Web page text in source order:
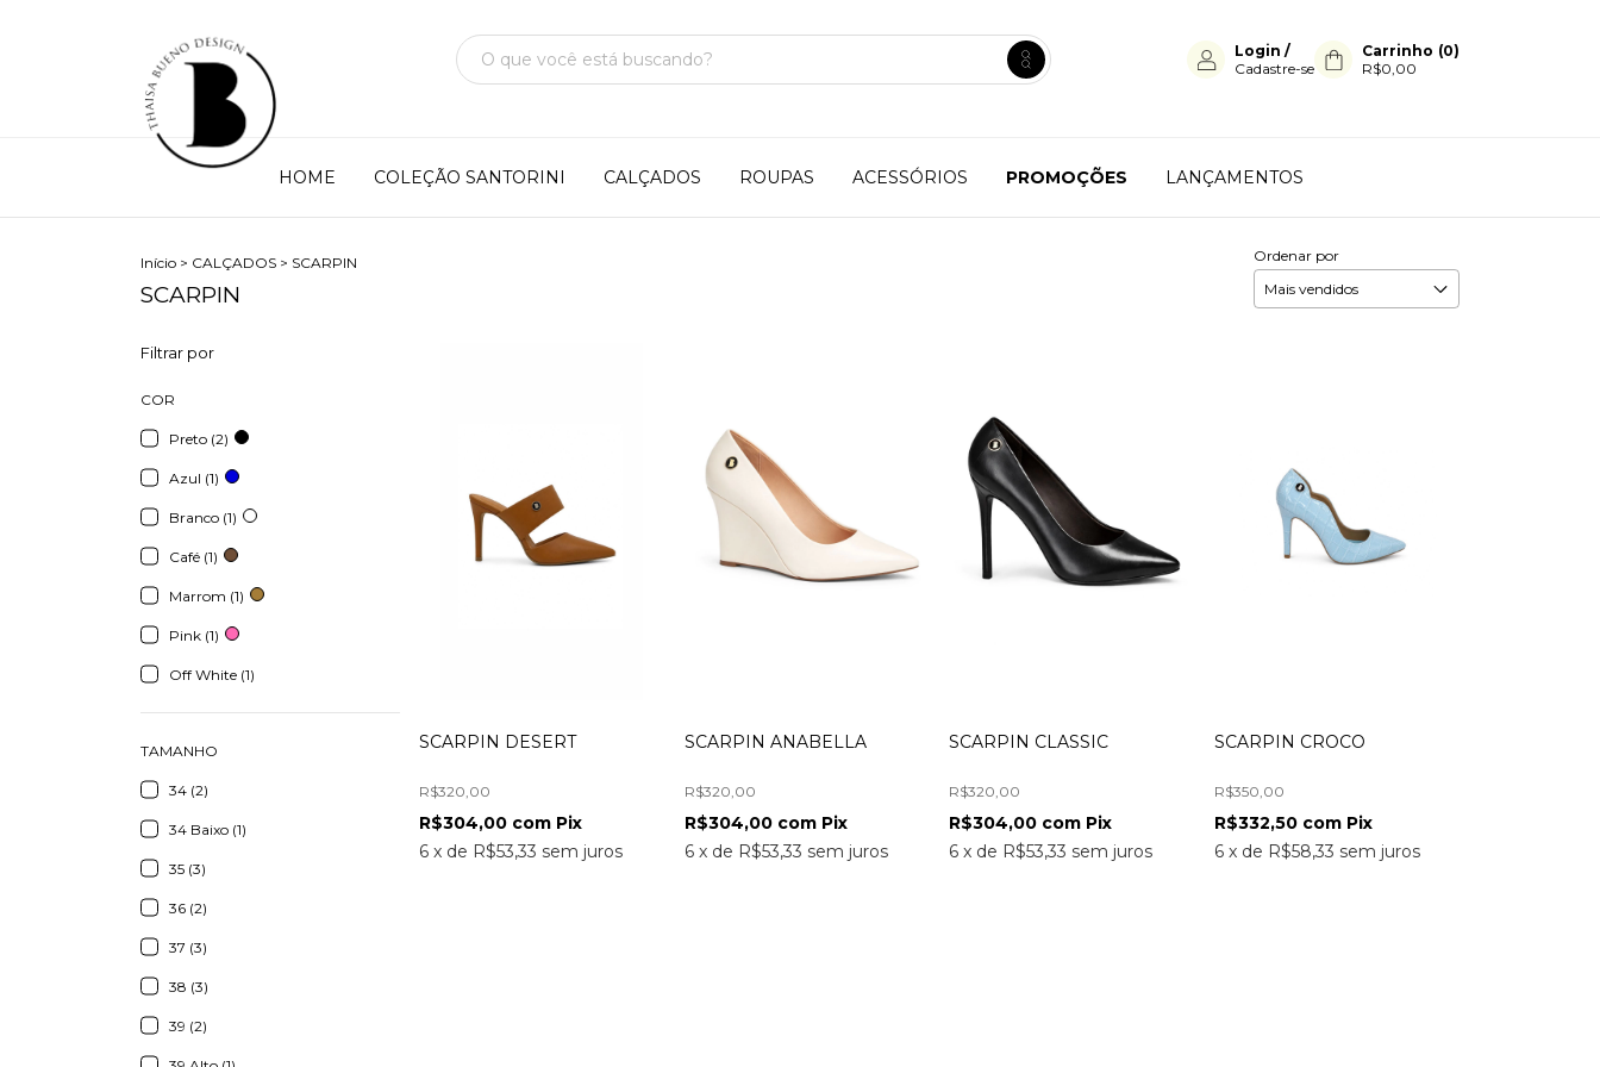
Login /
Cadastre-se
Carrinho (0)
R$0,00
HOME COLEÇÃO SANTORINI CALÇADOS ROUPAS ACESSÓRIOS PROMOÇÕES LANÇAMENTOS
Início > CALÇADOS > SCARPIN
SCARPIN
Ordenar por
Filtrar por
COR
Preto (2)
Azul (1)
Branco (1)
Café (1)
Marrom (1)
Pink (1)
Off White (1)
TAMANHO
34 (2)
34 Baixo (1)
35 (3)
36 (2)
37 (3)
38 (3)
39 (2)
SCARPIN DESERT
R$320,00
6 x de R$53,33 sem juros
R$304,00 com Pix
SCARPIN ANABELLA
R$320,00
6 x de R$53,33 sem juros
R$304,00 com Pix
SCARPIN CLASSIC
R$320,00
6 x de R$53,33 sem juros
R$304,00 com Pix
SCARPIN CROCO
R$350,00
6 x de R$58,33 sem juros
R$332,50 com Pix